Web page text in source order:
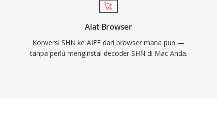
Alat Browser
Konversi SHN ke AIFF dari browser mana pun —
tanpa perlu menginstal decoder SHN di Mac Anda.